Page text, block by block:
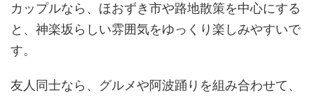
カップルなら、ほおずき市や路地散策を中心にする
と、神楽坂らしい雰囲気をゆっくり楽しみやすいで
す。
友人同士なら、グルメや阿波踊りを組み合わせて、